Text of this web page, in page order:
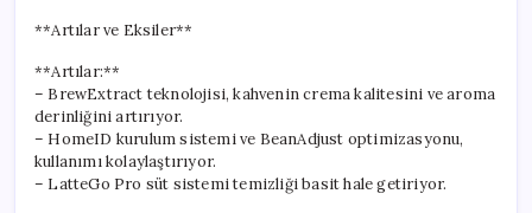
**Artılar ve Eksiler**
**Artılar:**
– BrewExtract teknolojisi, kahvenin crema kalitesini ve aroma
derinliğini artırıyor.
– HomeID kurulum sistemi ve BeanAdjust optimizasyonu,
kullanımı kolaylaştırıyor.
– LatteGo Pro süt sistemi temizliği basit hale getiriyor.